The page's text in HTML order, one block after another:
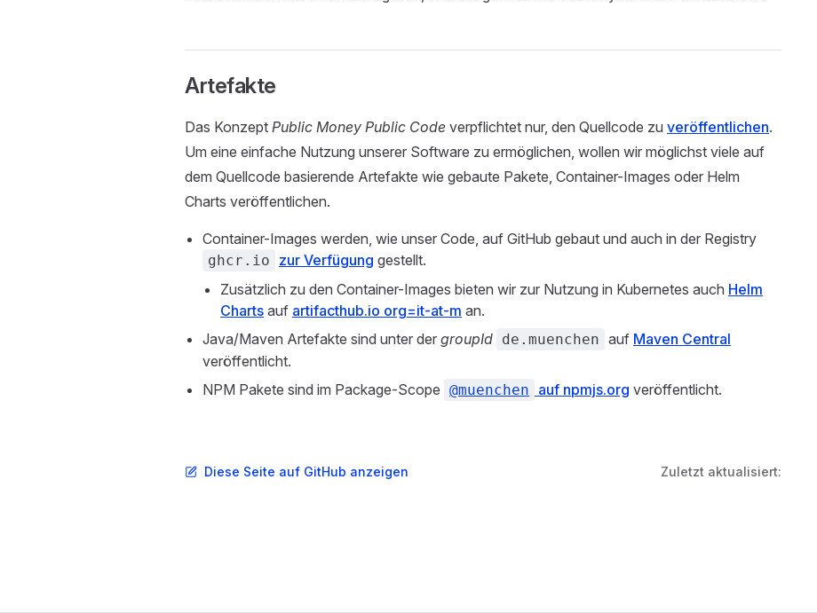
Artefakte
Das Konzept Public Money Public Code verpflichtet nur, den Quellcode zu veröffentlichen.
Um eine einfache Nutzung unserer Software zu ermöglichen, wollen wir möglichst viele auf
dem Quellcode basierende Artefakte wie gebaute Pakete, Container-Images oder Helm
Charts veröffentlichen.
Container-Images werden, wie unser Code, auf GitHub gebaut und auch in der Registry
ghcr.io zur Verfügung gestellt.
Zusätzlich zu den Container-Images bieten wir zur Nutzung in Kubernetes auch Helm
Charts auf artifacthub.io org=it-at-m an.
Java/Maven Artefakte sind unter der groupId de.muenchen auf Maven Central
veröffentlicht.
NPM Pakete sind im Package-Scope @muenchen auf npmjs.org veröffentlicht.
Diese Seite auf GitHub anzeigen Zuletzt aktualisiert: